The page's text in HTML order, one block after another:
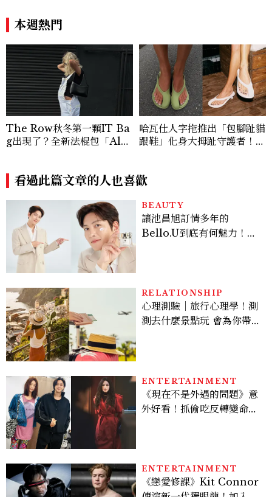
低調千金？
本週熱門
The Row秋冬第一顆IT Ba
g出現了？全新法棍包「Alm
哈瓦仕人字拖推出「包腳趾貓
跟鞋」化身大拇趾守護者！從
看過此篇文章的人也喜歡
BEAUTY
讓池昌旭訂情多年的
Bello.U到底有何魅力！揭
倦感，超神！
RELATIONSHIP
心理測驗｜旅行心理學！測
測去什麼景點玩 會為你帶來
ENTERTAINMENT
《現在不是外遇的問題》意
外好看！抓偷吃反轉變命
看點懶人包
ENTERTAINMENT
《戀愛修課》Kit Connor